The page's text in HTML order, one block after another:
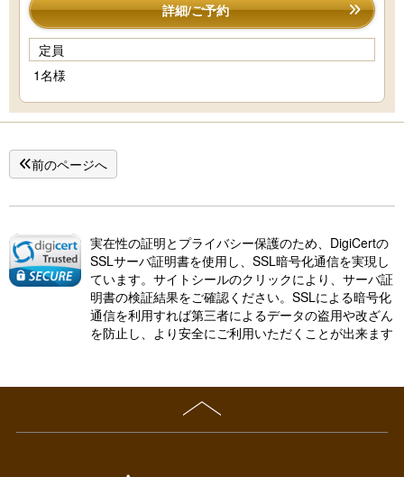
詳細/ご予約
定員
1名様
前のページへ
実在性の証明とプライバシー保護のため、DigiCertの
SSLサーバ証明書を使用し、SSL暗号化通信を実現し
ています。サイトシールのクリックにより、サーバ証
明書の検証結果をご確認ください。SSLによる暗号化
通信を利用すれば第三者によるデータの盗用や改ざん
を防止し、より安全にご利用いただくことが出来ます